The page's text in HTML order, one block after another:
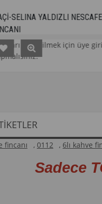
YALDIZLI NESCAFE
için üye girişi
fincanı , 0112 , 6lı kahve
Sadece